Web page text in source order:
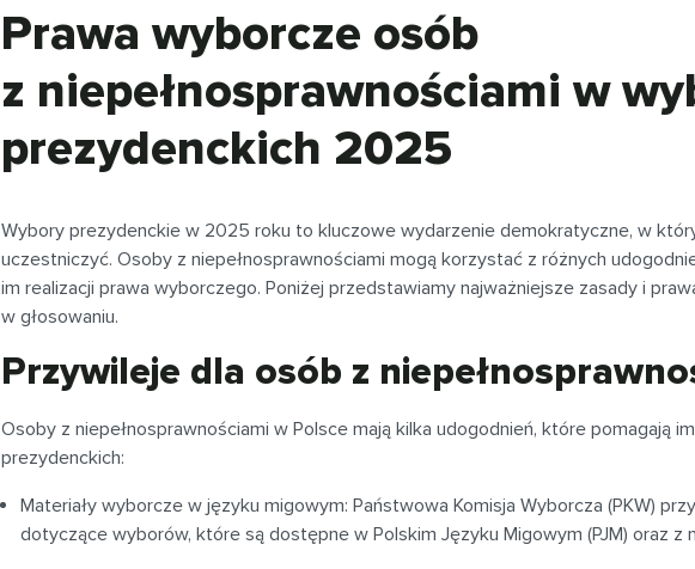
Prawa wyborcze osób
z niepełnosprawnościami w
prezydenckich 2025
Wybory prezydenckie w 2025 roku to kluczowe wydarzenie demokratyczne, w
uczestniczyć. Osoby z niepełnosprawnościami mogą korzystać z różnych
im realizacji prawa wyborczego. Poniżej przedstawiamy najważniejsze zasady i
w głosowaniu.
Przywileje dla osób z
Osoby z niepełnosprawnościami w Polsce mają kilka udogodnień, które pomagają
prezydenckich:
Materiały wyborcze w języku migowym: Państwowa Komisja Wyborcza (PKW)
dotyczące wyborów, które są dostępne w Polskim Języku Migowym (PJM) oraz z